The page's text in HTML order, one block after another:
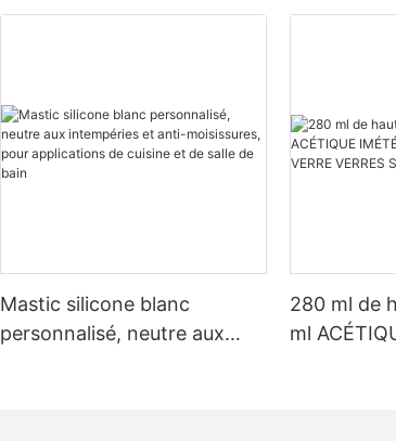
Mastic silicone blanc
personnalisé, neutre aux
280 ml de
ml